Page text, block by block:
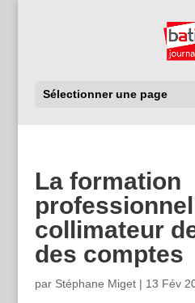
Sélectionner une page
La formation
collimateur
des comptes
par Stéphane Miget| 13 Fév